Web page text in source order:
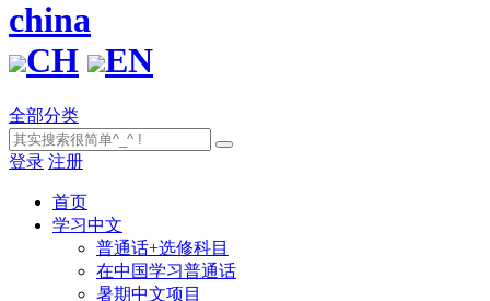
CH EN
全部分类
登录 注册
首页
学习中文
普通话+选修科目
在中国学习普通话
暑期中文项目